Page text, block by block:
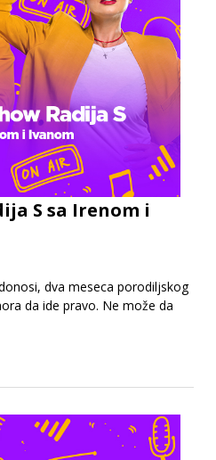
S sa Irenom i
dva meseca porodiljskog
da ide pravo. Ne može da